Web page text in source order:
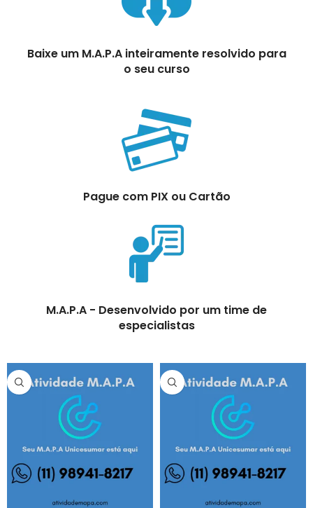
Baixe um M.A.P.A inteiramente resolvido para
o seu curso
Pague com PIX ou Cartão
M.A.P.A - Desenvolvido por um time de
especialistas